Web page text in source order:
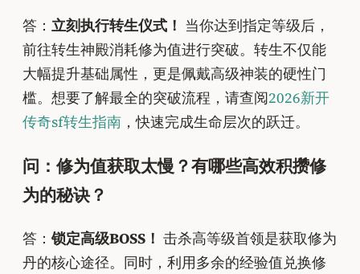
答： 立刻执行转生仪式！ 当你达到指定等级后，
前往转生神殿消耗修为值进行突破。转生不仅能
大幅提升基础属性，更是佩戴高级神装的硬性门
槛。想要了解最全的突破流程，请查阅2026新开
传奇sf转生指南 ，快速完成生命层次的跃迁。
问：修为值获取太慢？有哪些高效积攒修
为的秘诀？
答：锁定高级BOSS！ 击杀高等级首领是获取修为
丹的核心途径。同时，利用多余的经验值兑换修